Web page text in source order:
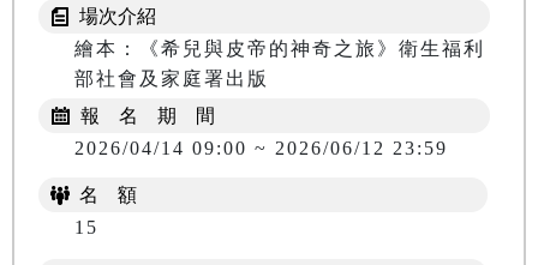
場次介紹
繪本：《希兒與皮帝的神奇之旅》衛生福利
部社會及家庭署出版
報 名 期 間
2026/04/14 09:00 ~ 2026/06/12 23:59
名 額
15